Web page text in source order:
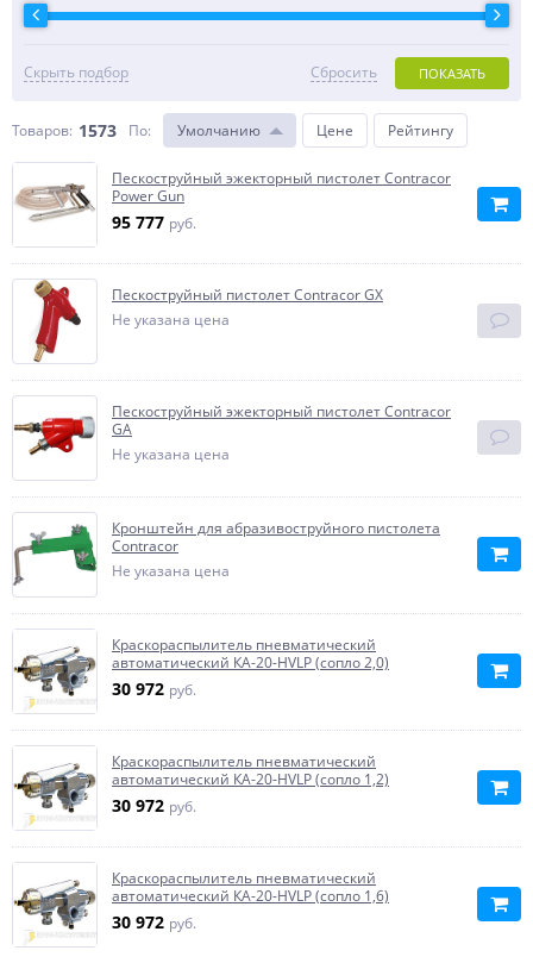
Скрыть подбор ПОКАЗАТЬ
Сбросить
Товаров: 1573 По: Умолчанию Цене Рейтингу
Пескоструйный эжекторный пистолет Contracor
Power Gun
95 777 руб.
Пескоструйный пистолет Contracor GX
Не указана цена
Пескоструйный эжекторный пистолет Contracor
GA
Не указана цена
Кронштейн для абразивоструйного пистолета
Contracor
Не указана цена
Краскораспылитель пневматический
автоматический КА-20-HVLP (сопло 2,0)
30 972 руб.
Краскораспылитель пневматический
автоматический КА-20-HVLP (сопло 1,2)
30 972 руб.
Краскораспылитель пневматический
автоматический КА-20-HVLP (сопло 1,6)
30 972 руб.